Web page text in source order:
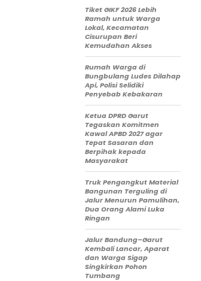
Tiket GIKF 2026 Lebih
Ramah untuk Warga
Lokal, Kecamatan
Cisurupan Beri
Kemudahan Akses
Rumah Warga di
Bungbulang Ludes Dilahap
Api, Polisi Selidiki
Penyebab Kebakaran
Ketua DPRD Garut
Tegaskan Komitmen
Kawal APBD 2027 agar
Tepat Sasaran dan
Berpihak kepada
Masyarakat
Truk Pengangkut Material
Bangunan Terguling di
Jalur Menurun Pamulihan,
Dua Orang Alami Luka
Ringan
Jalur Bandung–Garut
Kembali Lancar, Aparat
dan Warga Sigap
Singkirkan Pohon
Tumbang